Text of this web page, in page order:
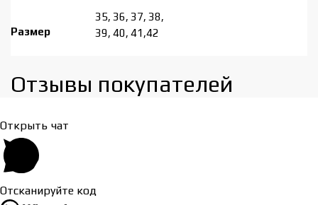
Размер
35, 36, 37, 38,
39, 40, 41,42
Отзывы покупателей​
Открыть чат
Отсканируйте код